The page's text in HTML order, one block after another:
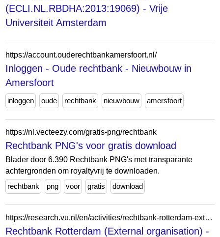
(ECLI.NL.RBDHA:2013:19069) - Vrije
Universiteit Amsterdam
https://account.ouderechtbankamersfoort.nl/
Inloggen - Oude rechtbank - Nieuwbouw in
Amersfoort
inloggen oude rechtbank nieuwbouw amersfoort
https://nl.vecteezy.com/gratis-png/rechtbank
Rechtbank PNG's voor gratis download
Blader door 6.390 Rechtbank PNG's met transparante
achtergronden om royaltyvrij te downloaden.
rechtbank
png voor gratis download
https://research.vu.nl/en/activities/rechtbank-rotterdam-external-organisation/
Rechtbank Rotterdam (External organisation) -